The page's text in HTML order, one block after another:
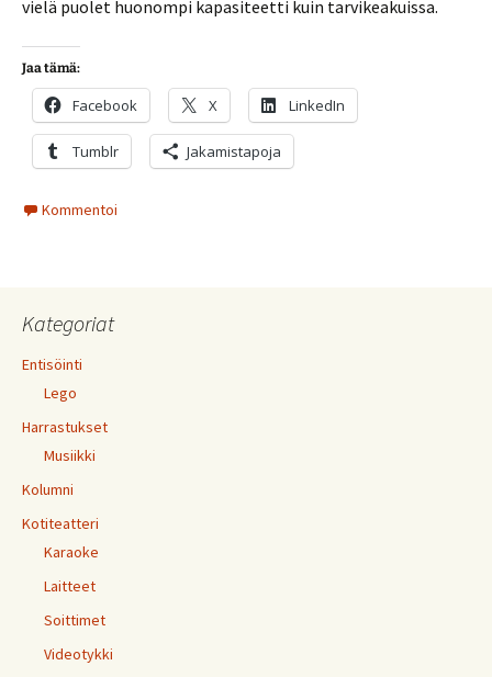
vielä puolet huonompi kapasiteetti kuin tarvikeakuissa.
Jaa tämä:
Facebook X LinkedIn
Tumblr Jakamistapoja
Kommentoi
Kategoriat
Entisöinti
Lego
Harrastukset
Musiikki
Kolumni
Kotiteatteri
Karaoke
Laitteet
Soittimet
Videotykki